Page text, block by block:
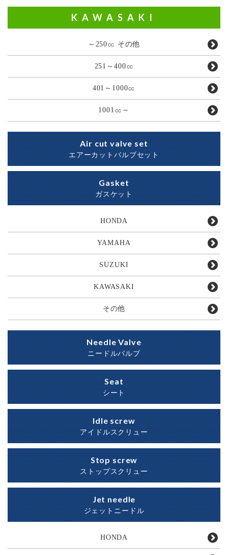
KAWASAKI
～250㏄ その他
251～400㏄
401～1000㏄
1001㏄～
Air cut valve set
エアーカットバルブセット
Gasket
ガスケット
HONDA
YAMAHA
SUZUKI
KAWASAKI
その他
Needle Valve
ニードルバルブ
Seat
シート
Idle screw
アイドルスクリュー
Stop screw
ストップスクリュー
Jet needle
ジェットニードル
HONDA